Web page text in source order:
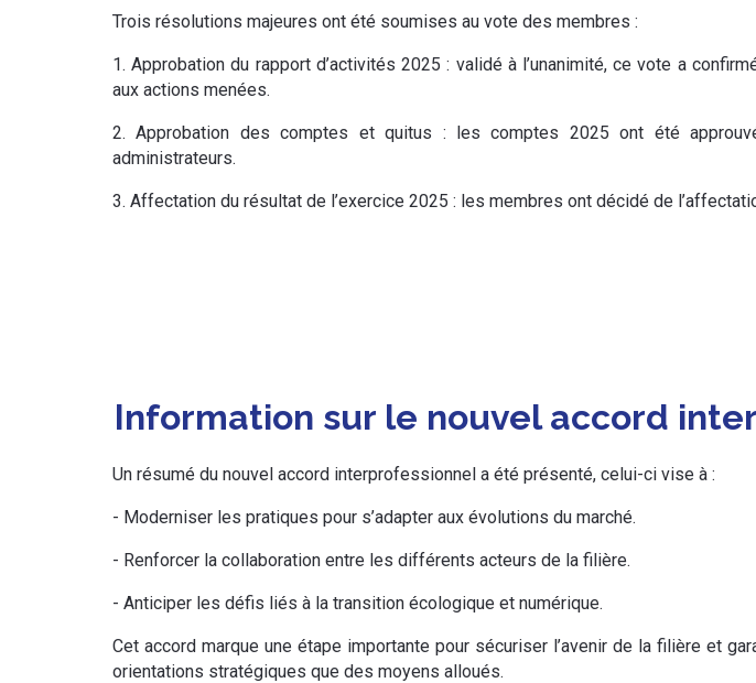
Trois résolutions majeures ont été soumises au vote des membres :
1. Approbation du rapport d’activités 2025 : validé à l’unanimité, ce vote a
aux actions menées.
2. Approbation des comptes et quitus : les comptes 2025 ont été
administrateurs.
3. Affectation du résultat de l’exercice 2025 : les membres ont décidé de
Information sur le nouvel accord
Un résumé du nouvel accord interprofessionnel a été présenté, celui-ci vise à :
- Moderniser les pratiques pour s’adapter aux évolutions du marché.
- Renforcer la collaboration entre les différents acteurs de la filière.
- Anticiper les défis liés à la transition écologique et numérique.
Cet accord marque une étape importante pour sécuriser l’avenir de la filière et
orientations stratégiques que des moyens alloués.